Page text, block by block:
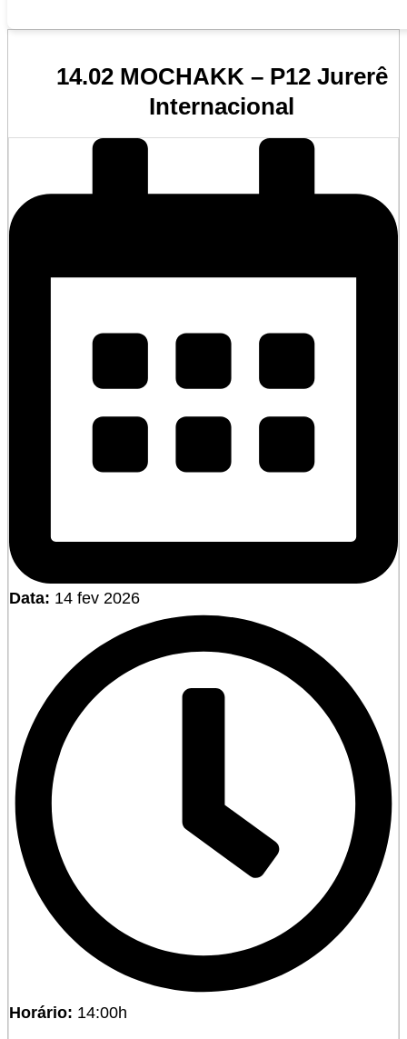
14.02 MOCHAKK – P12 Jurerê
Internacional
Data: 14 fev 2026
Horário: 14:00h